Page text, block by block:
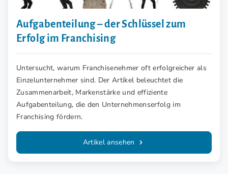
Aufgabenteilung – der Schlüssel zum
Erfolg im Franchising
Untersucht, warum Franchisenehmer oft erfolgreicher als
Einzelunternehmer sind. Der Artikel beleuchtet die
Zusammenarbeit, Markenstärke und effiziente
Aufgabenteilung, die den Unternehmenserfolg im
Franchising fördern.
Artikel ansehen